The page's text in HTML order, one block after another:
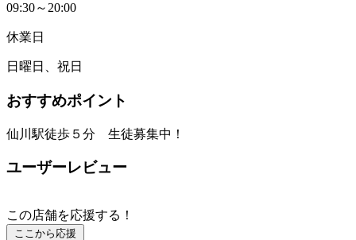
09:30～20:00
休業日
日曜日、祝日
おすすめポイント
仙川駅徒歩５分 生徒募集中！
ユーザーレビュー
この店舗を応援する！
ここから応援